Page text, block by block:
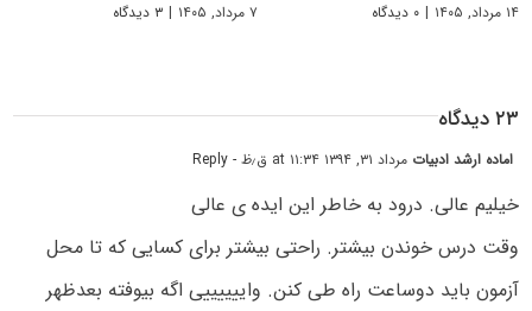
۱۴ مرداد, ۱۴۰۵ | ۰ دیدگاه ۷ مرداد, ۱۴۰۵ | ۳ دیدگاه
۲۳ دیدگاه
اماده ارشد ادبیات مرداد ۳۱, ۱۳۹۴ at ۱۱:۳۴ ق٫ظ - Reply
خیلیم عالی. درود به خاطر این ایده ی عالی
وقت درس خوندن بیشتر. راحتی بیشتر برای کسایی که تا محل
آزمون باید دوساعت راه طی کنن. واییییییی اگه بیوفته بعدظهر